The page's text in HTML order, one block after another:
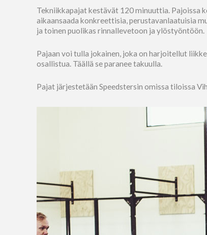
Tekniikkapajat kestävät 120 minuuttia. Pajoissa
aikaansaada konkreettisia, perustavanlaatuisia
ja toinen puolikas rinnallevetoon ja ylöstyöntöön.
Pajaan voi tulla jokainen, joka on harjoitellut
osallistua. Täällä se paranee takuulla.
Pajat järjestetään Speedstersin omissa tiloissa